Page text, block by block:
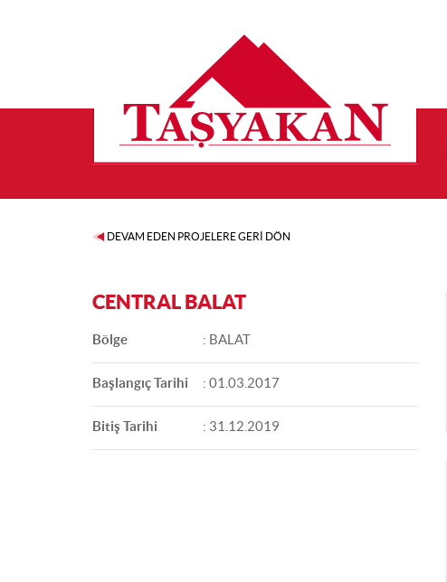
DEVAM EDEN PROJELERE GERİ DÖN
CENTRAL BALAT
Bölge : BALAT
Başlangıç Tarihi : 01.03.2017
Bitiş Tarihi : 31.12.2019